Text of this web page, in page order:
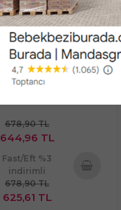
Bambino Cotton Kare
Makyaj ve Bebek
Temizleme Pamuğu 900
Adet (Kare En-Boy 7CM)
(18PK*50)
Ücretsiz Kargo
%5İndirim
- +
678,90 TL
644,96 TL
Fast/Eft %3
indirimli
678,90 TL
625,61 TL